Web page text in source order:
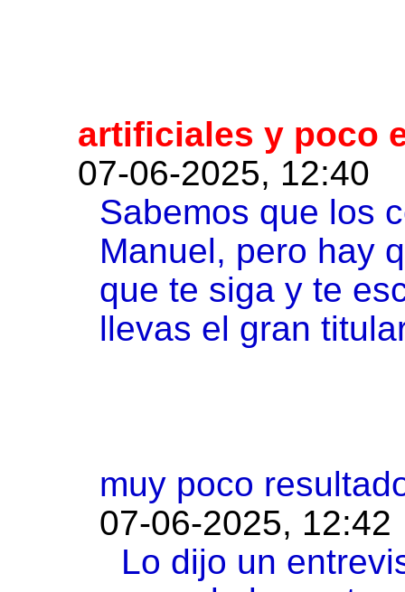
artificiales y poco
07-06-2025, 12:40
Sabemos que los
Manuel, pero hay
que te siga y te
llevas el gran
muy poco
07-06-2025, 12:42
Lo dijo un